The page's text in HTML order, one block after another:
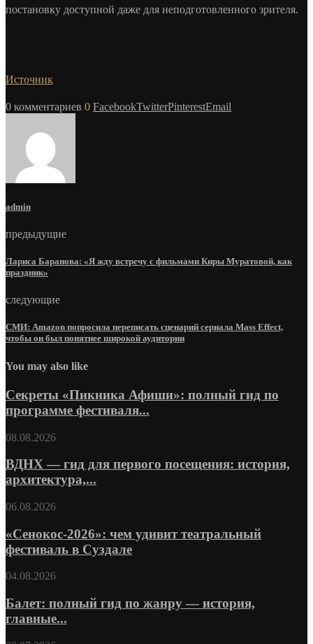
постановку доступной даже для неподготовленного зрителя.
Источник
0 комментариев 0 FacebookTwitterPinterestEmail
admin
предыдущие
Лариса Баранова: «Я жду встречу с фильмами Киры Муратовой, как
праздник»
следующие
СМИ: Amazon попросила переписать сценарий сериала Mass Effect,
чтобы он был понятнее широкой аудитории
You may also like
Секреты «Пикника Афиши»: полный гид по
программе фестиваля...
08.08.2026
ВДНХ — гид для первого посещения: история,
архитектура,...
06.08.2026
«Сенокос-2026»: чем удивит театральный
фестиваль в Суздале
04.08.2026
Балет: полный гид по жанру — история,
главные...